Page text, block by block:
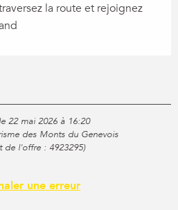
la route et rejoignez
22 mai 2026 à 16:20
des Monts du Genevois
de l'offre : 4923295)
une erreur